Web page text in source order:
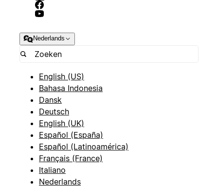
Nederlands
English (US)
Bahasa Indonesia
Dansk
Deutsch
English (UK)
Español (España)
Español (Latinoamérica)
Français (France)
Italiano
Nederlands